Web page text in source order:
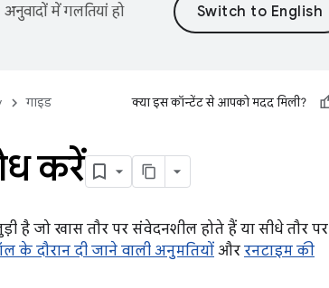
में गलतियां हो
गाइड क्या इस कॉन्टेंट से आपको मदद मिली?
करें
जो खास तौर पर संवेदनशील होते हैं या सीधे तौर पर
के दौरान दी जाने वाली अनुमतियों और रनटाइम की